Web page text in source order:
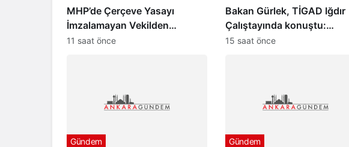
MHP’de Çerçeve Yasayı
İmzalamayan Vekilden
Paylaşım
11 saat önce
Bakan Gürlek, TİGAD Iğdır
Çalıştayında konuştu:
“Türkiye pazar günü yeni bir
15 saat önce
Gündem Gündem